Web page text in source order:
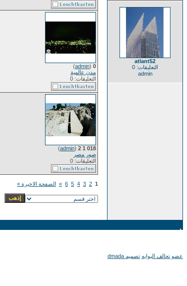
atlant52
التعليقات: 0
admin
0
(
admin
)
مدن عالمية
التعليقات: 0
018 1 2
(
admin
)
صور مصر
التعليقات: 0
1
2
3
4
5
6
» الصفحة الاخيرة »
عضو تحالف البوابه تصميم dmada